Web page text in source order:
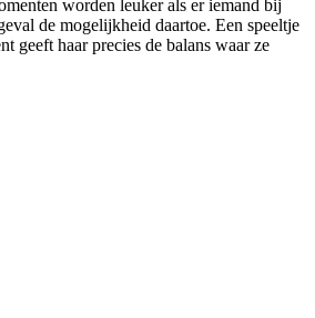
worden leuker als er iemand bij
de mogelijkheid daartoe. Een speeltje
geeft haar precies de balans waar ze